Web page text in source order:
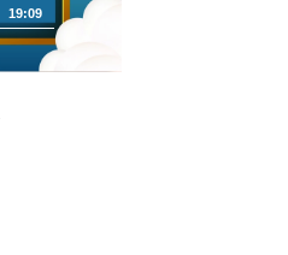
19:09